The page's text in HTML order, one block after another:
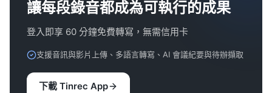
讓每段錄音都成為可執行的成果
登入即享 60 分鐘免費轉寫，無需信用卡
支援音訊與影片上傳、多語言轉寫、AI 會議紀要與待辦擷取
下載 Tinrec App